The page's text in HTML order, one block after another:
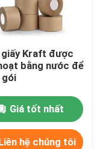
giấy Kraft được
bằng nước để
gói
Giá tốt nhất
hệ chúng tôi